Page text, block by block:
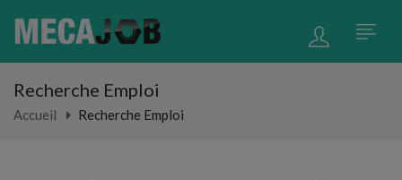
Recherche Emploi
Accueil Recherche Emploi